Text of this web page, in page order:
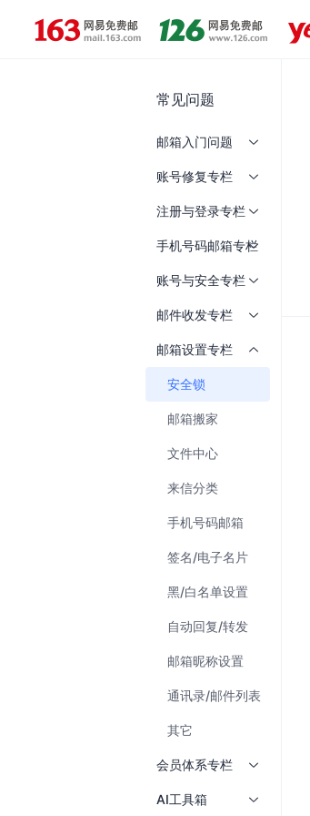
常见问题
邮箱入门问题
账号修复专栏
注册与登录专栏
手机号码邮箱专栏
账号与安全专栏
邮件收发专栏
邮箱设置专栏
安全锁
邮箱搬家
文件中心
来信分类
手机号码邮箱
签名/电子名片
黑/白名单设置
自动回复/转发
邮箱昵称设置
通讯录/邮件列表
其它
会员体系专栏
AI工具箱